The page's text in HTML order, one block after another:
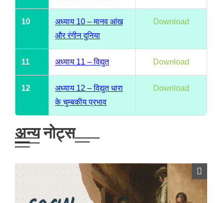
10
अध्याय 10 – मानव आंख
और रंगीन दुनिया
Download
11 अध्याय 11 – विद्युत Download
12
अध्याय 12 – विद्युत धारा
के चुम्बकीय प्रभाव
Download
अन्य नोट्स